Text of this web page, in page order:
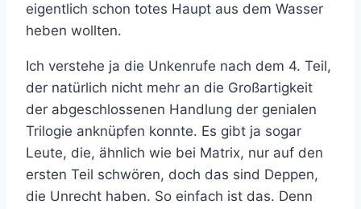
eigentlich schon totes Haupt aus dem Wasser
heben wollten.
Ich verstehe ja die Unkenrufe nach dem 4. Teil,
der natürlich nicht mehr an die Großartigkeit
der abgeschlossenen Handlung der genialen
Trilogie anknüpfen konnte. Es gibt ja sogar
Leute, die, ähnlich wie bei Matrix, nur auf den
ersten Teil schwören, doch das sind Deppen,
die Unrecht haben. So einfach ist das. Denn